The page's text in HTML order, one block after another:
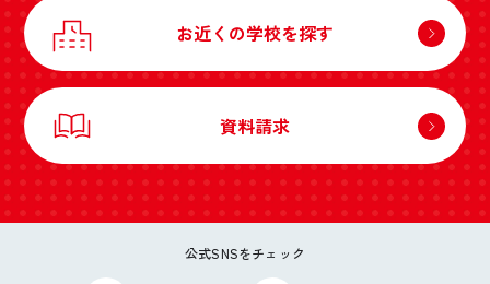
お近くの学校を探す
資料請求
公式SNSをチェック